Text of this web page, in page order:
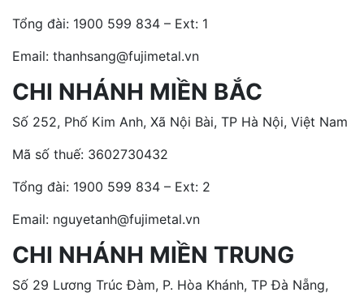
Tổng đài: 1900 599 834 – Ext: 1
Email: thanhsang@fujimetal.vn
CHI NHÁNH MIỀN BẮC
Số 252, Phố Kim Anh, Xã Nội Bài, TP Hà Nội, Việt Nam
Mã số thuế: 3602730432
Tổng đài: 1900 599 834 – Ext: 2
Email: nguyetanh@fujimetal.vn
CHI NHÁNH MIỀN TRUNG
Số 29 Lương Trúc Đàm, P. Hòa Khánh, TP Đà Nẵng,